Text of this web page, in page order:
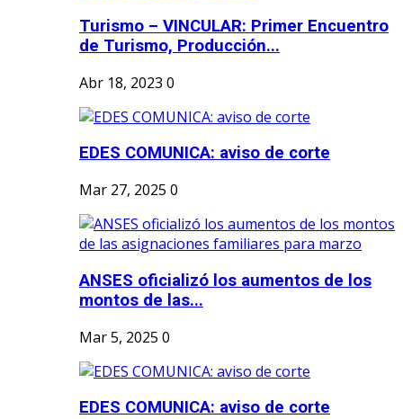
Turismo – VINCULAR: Primer Encuentro
de Turismo, Producción...
Abr 18, 2023 0
EDES COMUNICA: aviso de corte
Mar 27, 2025 0
ANSES oficializó los aumentos de los
montos de las...
Mar 5, 2025 0
EDES COMUNICA: aviso de corte